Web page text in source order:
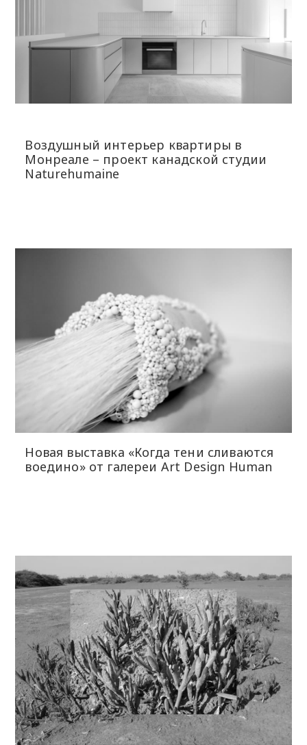
Воздушный интерьер квартиры в
Монреале – проект канадской студии
Naturehumaine
Новая выставка «Когда тени сливаются
воедино» от галереи Art Design Human